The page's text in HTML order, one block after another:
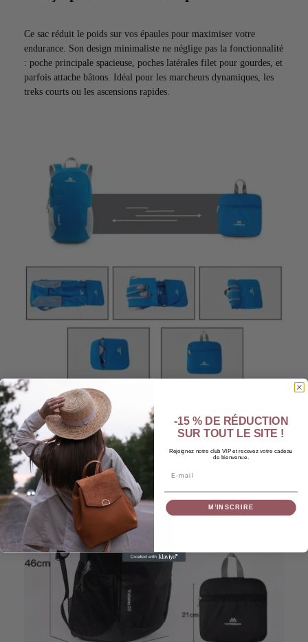
Ce sac réduit le poids sur vos épaules pour maximiser votre
endurance. Son design minimaliste ne néglige pas la fonctionnalité
: poche principale spacieuse, poches latérales filet pour gourdes, et
parfois attache bâtons. Idéal pour les marcheurs dynamiques, les
treks courts ou les ascensions rapides.
-15 % DE RÉDUCTION
SUR TOUT LE SITE !
Rejoignez notre club VIP et recevez votre cadeau
de bienvenue.
M’INSCRIRE